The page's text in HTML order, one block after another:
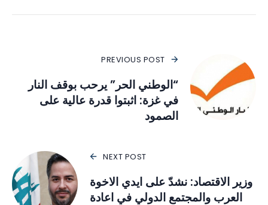
PREVIOUS POST
“الوطني الحر” يرحب بوقف النار
في غزة: اثبتوا قدرة عالية على
الصمود
NEXT POST
وزير الاقتصاد: نشدّ على ايدي الاخوة
العرب والمجتمع الدولي في اعادة